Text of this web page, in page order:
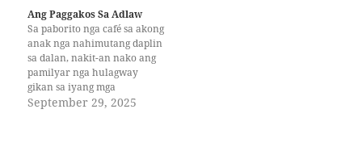
atua. Unsang hitaboa nga
ang usa, napun-an man og
laing usa, hangtod nga…
Ang Paggakos Sa Adlaw
Sa paborito nga café sa akong
anak nga nahimutang daplin
sa dalan, nakit-an nako ang
pamilyar nga hulagway
gikan sa iyang mga
sugilanon. Milingkod ang
September 29, 2025